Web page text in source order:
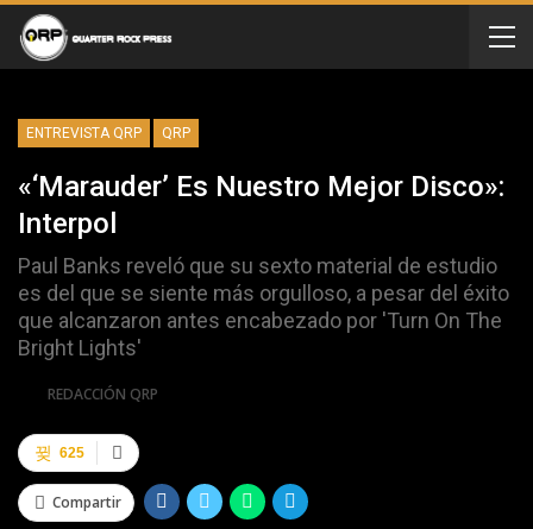
ENTREVISTA QRP QRP
«‘Marauder’ Es Nuestro Mejor Disco»:
Interpol
Paul Banks reveló que su sexto material de estudio
es del que se siente más orgulloso, a pesar del éxito
que alcanzaron antes encabezado por 'Turn On The
Bright Lights'
REDACCIÓN QRP
625
Compartir